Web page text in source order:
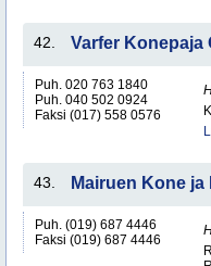
42. Varfer Konepaja
Puh. 020 763 1840
Puh. 040 502 0924
Faksi (017) 558 0576
43. Mairuen Kone ja
Puh. (019) 687 4446
Faksi (019) 687 4446